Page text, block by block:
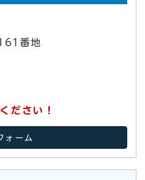
番地
ださい！
ォーム